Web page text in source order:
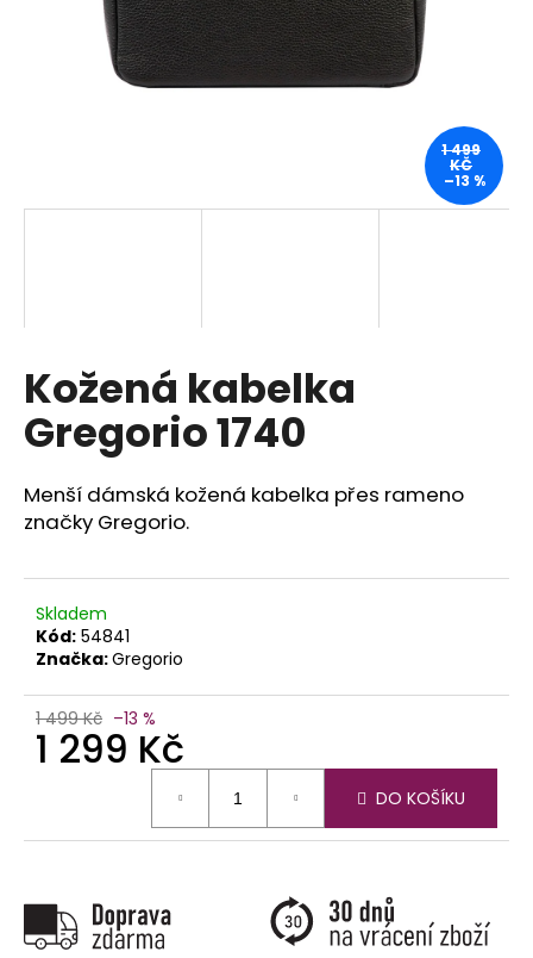
Kožená kabelka
Gregorio 1740
Menší dámská kožená kabelka přes rameno
značky Gregorio.
Skladem
Kód: 54841
Značka:Gregorio
1 499 Kč –13 %
1 299 Kč
DO KOŠÍKU
1 499
KČ
–13 %
D
o
p
r
u
č
j
e
m
e